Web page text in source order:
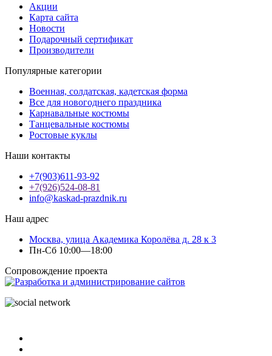
Акции
Карта сайта
Новости
Подарочный сертификат
Производители
Популярные категории
Военная, солдатская, кадетская форма
Все для новогоднего праздника
Карнавальные костюмы
Танцевальные костюмы
Ростовые куклы
Наши контакты
+7(903)611-93-92
+7(926)524-08-81
info@kaskad-prazdnik.ru
Наш адрес
Москва, улица Академика Королёва д. 28 к 3
Пн-Сб 10:00—18:00
Сопровождение проекта